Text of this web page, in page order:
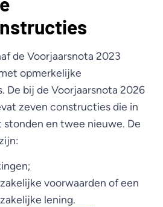
de Voorjaarsnota 2023
opmerkelijke
De bij de Voorjaarsnota 2026
zeven constructies die in
stonden en twee nieuwe. De
voorwaarden of een
lening.